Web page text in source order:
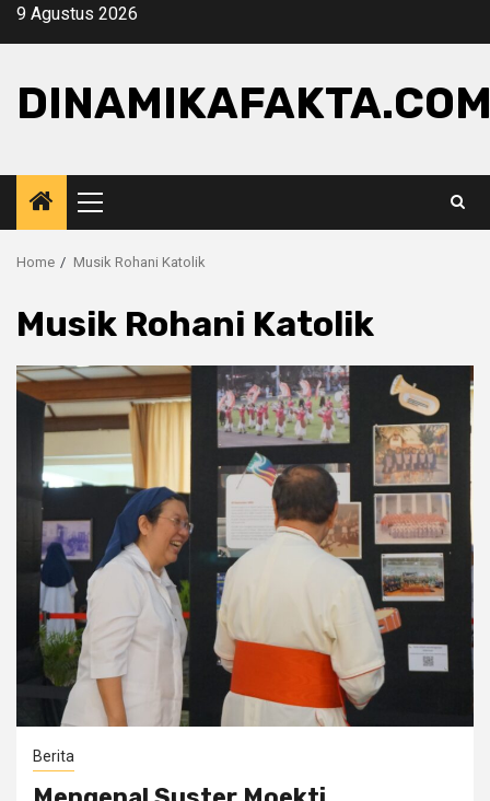
Skip9 Agustus 2026
Primary
Menu
Home Musik Rohani Katolik
Musik Rohani Katolik
Berita